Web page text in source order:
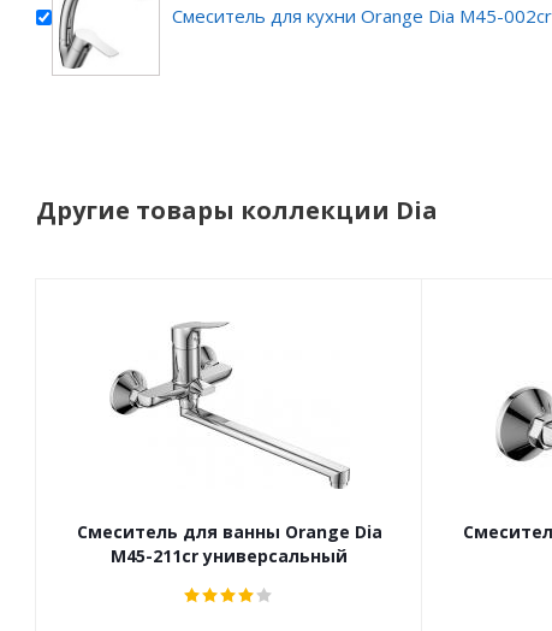
Смеситель для кухни Orange Dia M45-002cr
Другие товары коллекции Dia
Смеситель для ванны Orange Dia
M45-211cr универсальный